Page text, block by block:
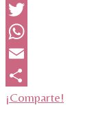
Facebook
Twitter
WhatsApp
Email
¡Comparte!